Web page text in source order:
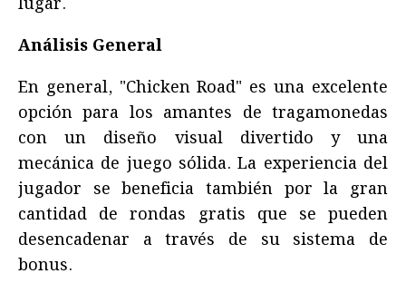
Análisis General
En general, "Chicken Road" es una excelente
opción para los amantes de tragamonedas
con un diseño visual divertido y una
mecánica de juego sólida. La experiencia del
jugador se beneficia también por la gran
cantidad de rondas gratis que se pueden
desencadenar a través de su sistema de
bonus.